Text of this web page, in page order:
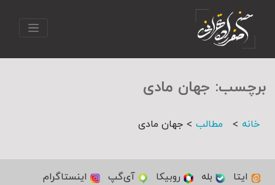
برچسب: جهان مادی
خانه > مطالب > جهان مادی
ایتا بله روبیکا آی‌گپ
اینستاگرام